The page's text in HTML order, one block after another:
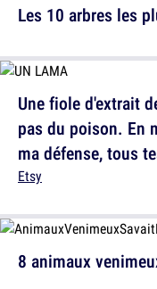
Une fiole d'extrait
pas du poison. En
ma défense, tous
ressemblent...
Etsy
Les 10 arbres les
8 animaux